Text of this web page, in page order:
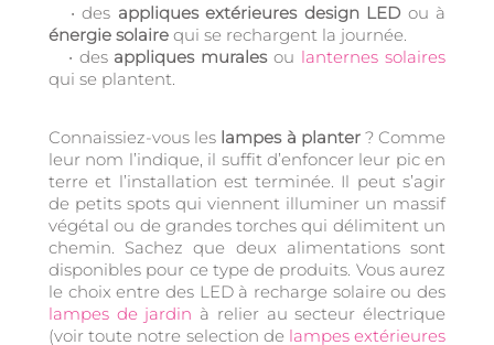
• des appliques extérieures design LED ou à
énergie solaire qui se rechargent la journée.
• des appliques muralesou lanternes solaires
qui se plantent.
Connaissiez-vous les lampes à planter? Comme
leur nom l’indique, il suffit d’enfoncer leur pic en
terre et l’installation est terminée. Il peut s’agir
de petits spots qui viennent illuminer un massif
végétal ou de grandes torches qui délimitent un
chemin. Sachez que deux alimentations sont
disponibles pour ce type de produits. Vous aurez
le choix entre des LED à recharge solaire ou des
lampes de jardin à relier au secteur électrique
(voir toute notre selection de lampes extérieures